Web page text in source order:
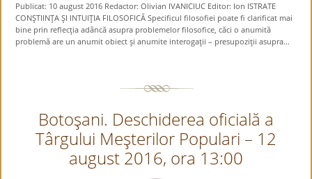
Publicat: 10 august 2016 Redactor: Olivian IVANICIUC Editor: Ion ISTRATE
CONŞTIINŢA ŞI INTUIŢIA FILOSOFICĂ Specificul filosofiei poate fi clarificat mai
bine prin reflecţia adâncă asupra problemelor filosofice, căci o anumită
problemă are un anumit obiect şi anumite interogaţii – presupoziţii asupra...
Botoşani. Deschiderea oficială a
Târgului Meşterilor Populari – 12
august 2016, ora 13:00